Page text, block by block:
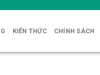
KIẾN THỨC CHÍNH SÁCH